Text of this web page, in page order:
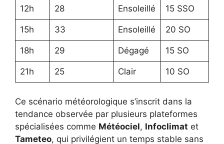
12h 28 Ensoleillé 15 SSO
15h 33 Ensoleillé 20 SO
18h 29 Dégagé 15 SO
21h 25 Clair 10 SO
Ce scénario météorologique s’inscrit dans la
tendance observée par plusieurs plateformes
spécialisées comme Météociel, Infoclimat et
Tameteo, qui privilégient un temps stable sans